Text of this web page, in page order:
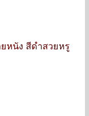
หนัง สีดำสวยหรู